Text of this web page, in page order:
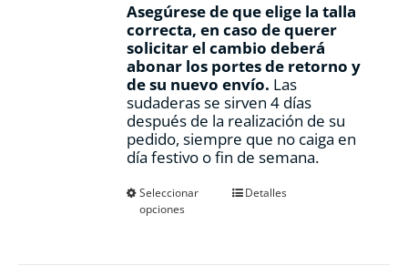
Asegúrese de que elige la talla
correcta, en caso de querer
solicitar el cambio deberá
abonar los portes de retorno y
de su nuevo envío. Las
sudaderas se sirven 4 días
después de la realización de su
pedido, siempre que no caiga en
día festivo o fin de semana.
Seleccionar
opciones
EsteDetalles